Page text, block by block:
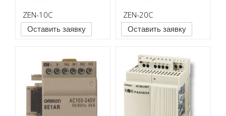
ZEN-10C
Оставить заявку
ZEN-20C
Оставить заявку